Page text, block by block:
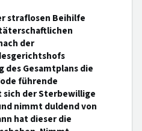
straflosen Beihilfe
der
des Gesamtplans die
führende
sich der Sterbewillige
nimmt duldend von
hat dieser die